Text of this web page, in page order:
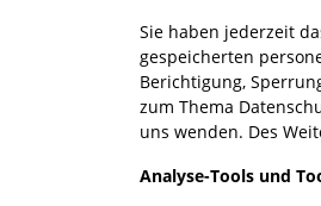
Sie haben jederzeit
gespeicherten
Berichtigung,
zum Thema
uns wenden. Des
Analyse-Tools und